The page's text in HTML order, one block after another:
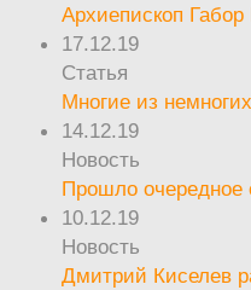
Архиепископ
17.12.19
Статья
Многие из немногих
14.12.19
Новость
Прошло очередное
10.12.19
Новость
Дмитрий Киселев